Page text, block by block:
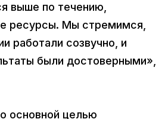
выше по течению,
ресурсы. Мы стремимся,
работали созвучно, и
были достоверными»,
основной целью